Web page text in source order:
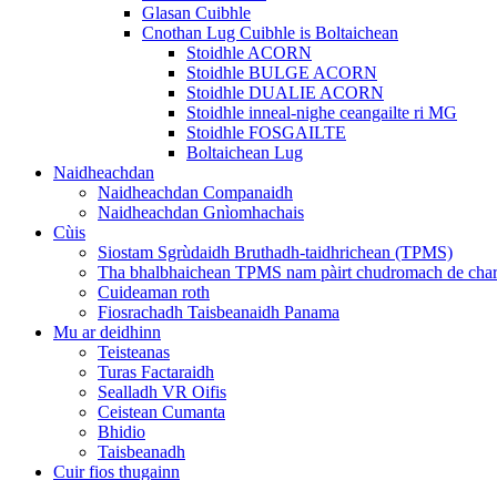
Glasan Cuibhle
Cnothan Lug Cuibhle is Boltaichean
Stoidhle ACORN
Stoidhle BULGE ACORN
Stoidhle DUALIE ACORN
Stoidhle inneal-nighe ceangailte ri MG
Stoidhle FOSGAILTE
Boltaichean Lug
Naidheachdan
Naidheachdan Companaidh
Naidheachdan Gnìomhachais
Cùis
Siostam Sgrùdaidh Bruthadh-taidhrichean (TPMS)
Tha bhalbhaichean TPMS nam pàirt chudromach de
Cuideaman roth
Fiosrachadh Taisbeanaidh Panama
Mu ar deidhinn
Teisteanas
Turas Factaraidh
Sealladh VR Oifis
Ceistean Cumanta
Bhidio
Taisbeanadh
Cuir fios thugainn